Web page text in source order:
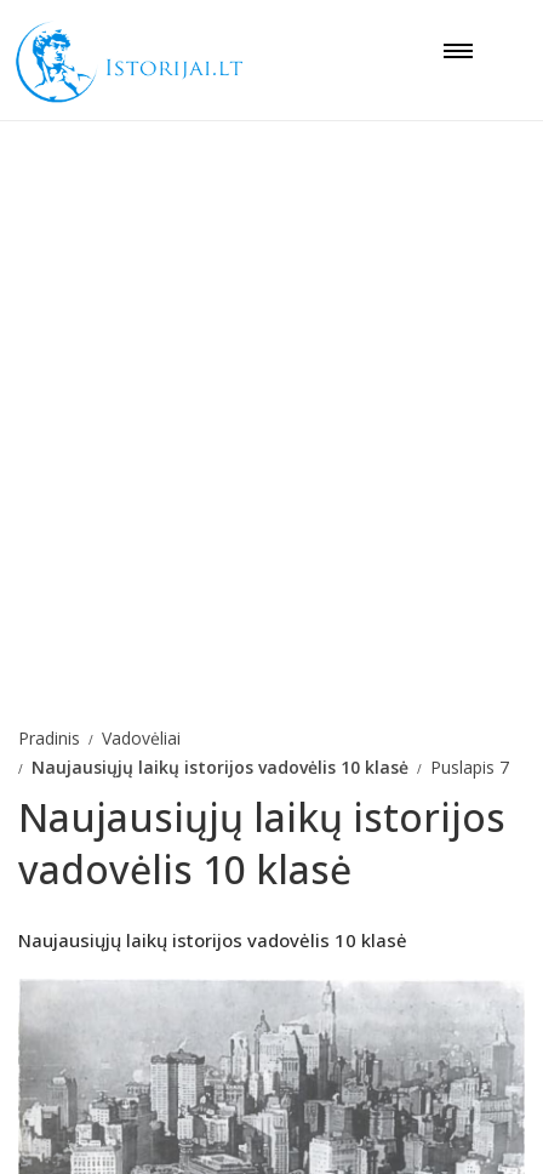
Pradinis
Vadovėliai
Naujausiųjų laikų istorijos vadovėlis 10 klasė
Puslapis 7
Naujausiųjų laikų istorijos
vadovėlis 10 klasė
Naujausiųjų laikų istorijos vadovėlis 10 klasė